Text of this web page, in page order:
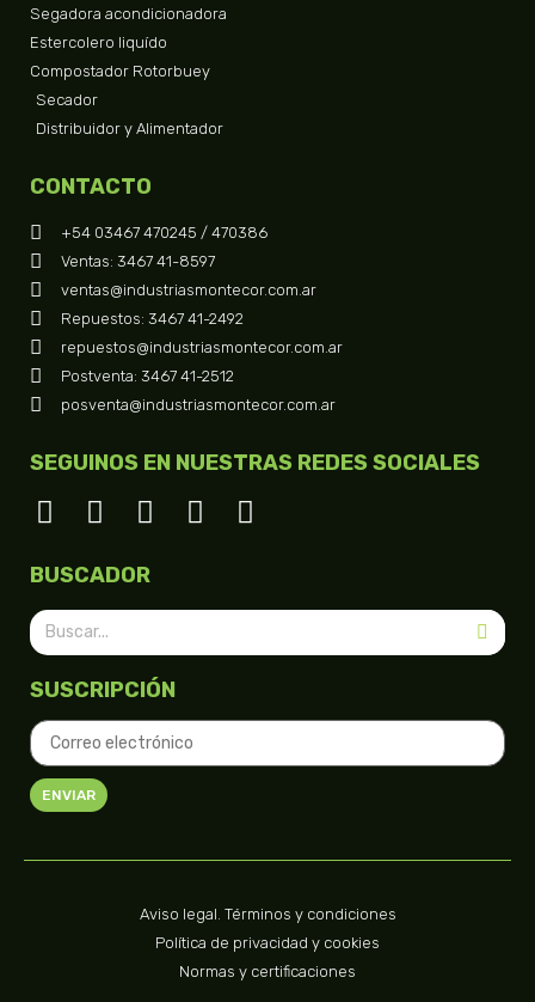
Segadora acondicionadora
Estercolero liquído
Compostador Rotorbuey
Secador
Distribuidor y Alimentador
CONTACTO
+54 03467 470245 / 470386
Ventas: 3467 41-8597
ventas@industriasmontecor.com.ar
Repuestos: 3467 41-2492
repuestos@industriasmontecor.com.ar
Postventa: 3467 41-2512
posventa@industriasmontecor.com.ar
SEGUINOS EN NUESTRAS REDES SOCIALES
BUSCADOR
SUSCRIPCIÓN
ENVIAR
Aviso legal. Términos y condiciones
Política de privacidad y cookies
Normas y certificaciones